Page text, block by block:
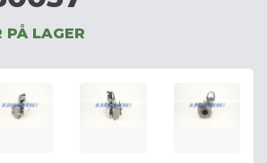
PÅ LAGER